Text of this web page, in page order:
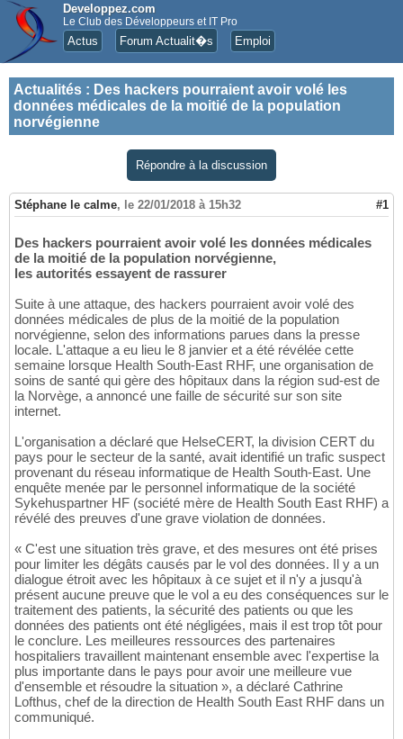
Developpez.com
Le Club des Développeurs et IT Pro
Actus Forum Actualit�s Emploi
Actualités : Des hackers pourraient avoir volé les
données médicales de la moitié de la population
norvégienne
Répondre à la discussion
Stéphane le calme, le 22/01/2018 à 15h32 #1
Des hackers pourraient avoir volé les données médicales
de la moitié de la population norvégienne,
les autorités essayent de rassurer
Suite à une attaque, des hackers pourraient avoir volé des
données médicales de plus de la moitié de la population
norvégienne, selon des informations parues dans la presse
locale. L'attaque a eu lieu le 8 janvier et a été révélée cette
semaine lorsque Health South-East RHF, une organisation de
soins de santé qui gère des hôpitaux dans la région sud-est de
la Norvège, a annoncé une faille de sécurité sur son site
internet.
L'organisation a déclaré que HelseCERT, la division CERT du
pays pour le secteur de la santé, avait identifié un trafic suspect
provenant du réseau informatique de Health South-East. Une
enquête menée par le personnel informatique de la société
Sykehuspartner HF (société mère de Health South East RHF) a
révélé des preuves d'une grave violation de données.
« C'est une situation très grave, et des mesures ont été prises
pour limiter les dégâts causés par le vol des données. Il y a un
dialogue étroit avec les hôpitaux à ce sujet et il n'y a jusqu'à
présent aucune preuve que le vol a eu des conséquences sur le
traitement des patients, la sécurité des patients ou que les
données des patients ont été négligées, mais il est trop tôt pour
le conclure. Les meilleures ressources des partenaires
hospitaliers travaillent maintenant ensemble avec l'expertise la
plus importante dans le pays pour avoir une meilleure vue
d'ensemble et résoudre la situation », a déclaré Cathrine
Lofthus, chef de la direction de Health South East RHF dans un
communiqué.